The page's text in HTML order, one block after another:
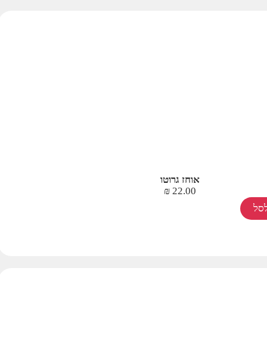
אוחז גרוטו
22.00
₪